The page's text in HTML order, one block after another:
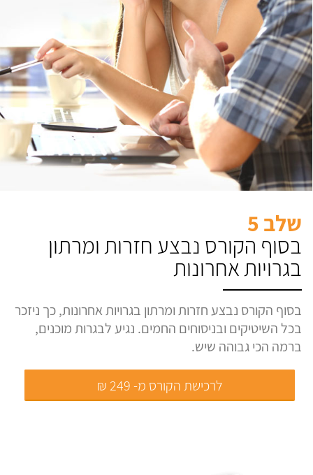
שלב 5
בסוף הקורס נבצע חזרות ומרתון
בגרויות אחרונות
בסוף הקורס נבצע חזרות ומרתון בגרויות אחרונות, כך ניזכר
בכל השיטיקים ובניסוחים החמים. נגיע לבגרות מוכנים,
ברמה הכי גבוהה שיש.
לרכישת הקורס מ- 249 ₪